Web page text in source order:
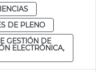
DE PLENO
GESTIÓN DE
ELECTRÓNICA,